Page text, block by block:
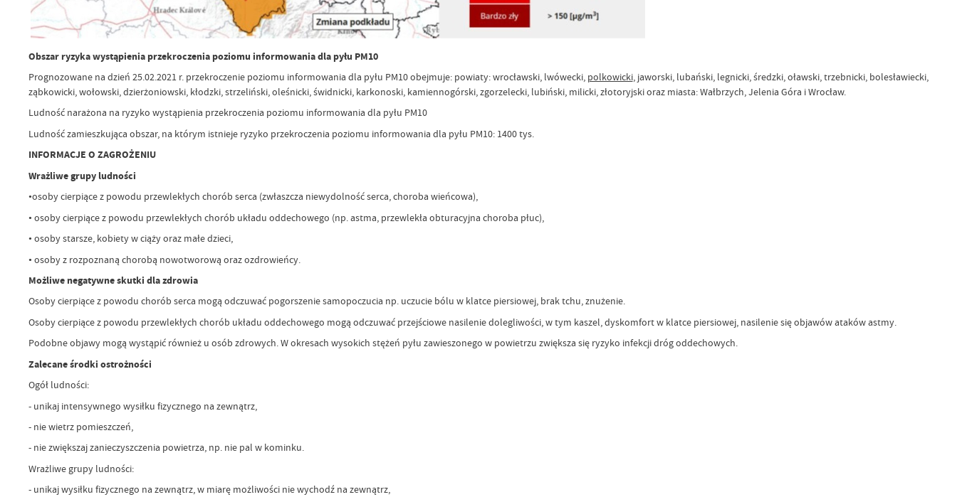
Obszar ryzyka wystąpienia przekroczenia poziomu informowania dla pyłu PM10
Prognozowane na dzień 25.02.2021 r. przekroczenie poziomu informowania dla pyłu PM10 obejmuje: powiaty: wrocławski, lwówecki, polkowicki, jaworski, lubański, legnicki, średzki, oławski, trzebnicki, bolesławiecki,
ząbkowicki, wołowski, dzierżoniowski, kłodzki, strzeliński, oleśnicki, świdnicki, karkonoski, kamiennogórski, zgorzelecki, lubiński, milicki, złotoryjski oraz miasta: Wałbrzych, Jelenia Góra i Wrocław.
Ludność narażona na ryzyko wystąpienia przekroczenia poziomu informowania dla pyłu PM10
Ludność zamieszkująca obszar, na którym istnieje ryzyko przekroczenia poziomu informowania dla pyłu PM10: 1400 tys.
INFORMACJE O ZAGROŻENIU
Wrażliwe grupy ludności
•osoby cierpiące z powodu przewlekłych chorób serca (zwłaszcza niewydolność serca, choroba wieńcowa),
• osoby cierpiące z powodu przewlekłych chorób układu oddechowego (np. astma, przewlekła obturacyjna choroba płuc),
• osoby starsze, kobiety w ciąży oraz małe dzieci,
• osoby z rozpoznaną chorobą nowotworową oraz ozdrowieńcy.
Możliwe negatywne skutki dla zdrowia
Osoby cierpiące z powodu chorób serca mogą odczuwać pogorszenie samopoczucia np. uczucie bólu w klatce piersiowej, brak tchu, znużenie.
Osoby cierpiące z powodu przewlekłych chorób układu oddechowego mogą odczuwać przejściowe nasilenie dolegliwości, w tym kaszel, dyskomfort w klatce piersiowej, nasilenie się objawów ataków astmy.
Podobne objawy mogą wystąpić również u osób zdrowych. W okresach wysokich stężeń pyłu zawieszonego w powietrzu zwiększa się ryzyko infekcji dróg oddechowych.
Zalecane środki ostrożności
Ogół ludności:
- unikaj intensywnego wysiłku fizycznego na zewnątrz,
- nie wietrz pomieszczeń,
- nie zwiększaj zanieczyszczenia powietrza, np. nie pal w kominku.
Wrażliwe grupy ludności:
- unikaj wysiłku fizycznego na zewnątrz, w miarę możliwości nie wychodź na zewnątrz,